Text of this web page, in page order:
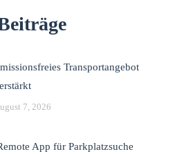
Transportangebot
7, 2026
App für Parkplatzsuche